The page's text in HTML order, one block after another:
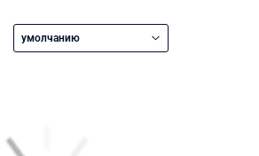
умолчанию